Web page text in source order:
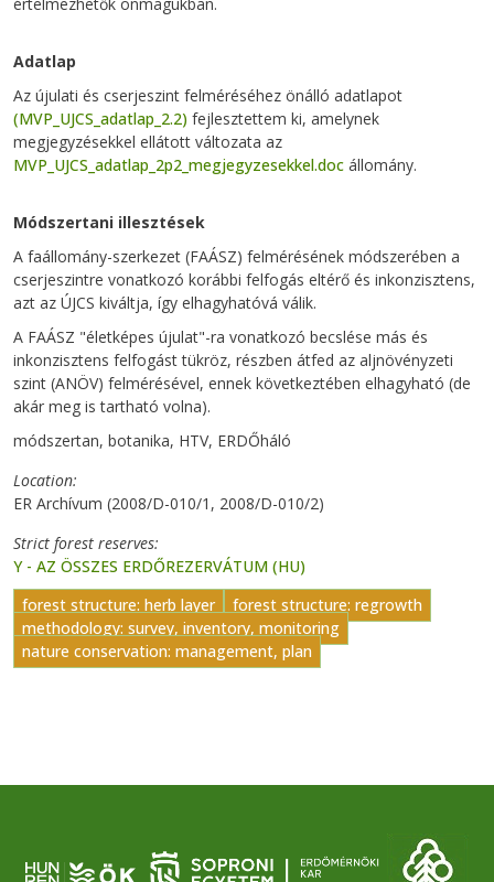
Adatlap
Az újulati és cserjeszint felméréséhez önálló adatlapot
(MVP_UJCS_adatlap_2.2) fejlesztettem ki, amelynek
megjegyzésekkel ellátott változata az
MVP_UJCS_adatlap_2p2_megjegyzesekkel.doc állomány.
Módszertani illesztések
A faállomány-szerkezet (FAÁSZ) felmérésének módszerében a
cserjeszintre vonatkozó korábbi felfogás eltérő és inkonzisztens,
azt az ÚJCS kiváltja, így elhagyhatóvá válik.
A FAÁSZ "életképes újulat"-ra vonatkozó becslése más és
inkonzisztens felfogást tükröz, részben átfed az aljnövényzeti
szint (ANÖV) felmérésével, ennek következtében elhagyható (de
akár meg is tartható volna).
módszertan, botanika, HTV, ERDŐháló
Location
ER Archívum (2008/D-010/1, 2008/D-010/2)
Strict forest reserves
Y - AZ ÖSSZES ERDŐREZERVÁTUM (HU)
forest structure: herb layer
forest structure: regrowth
methodology: survey, inventory, monitoring
nature conservation: management, plan